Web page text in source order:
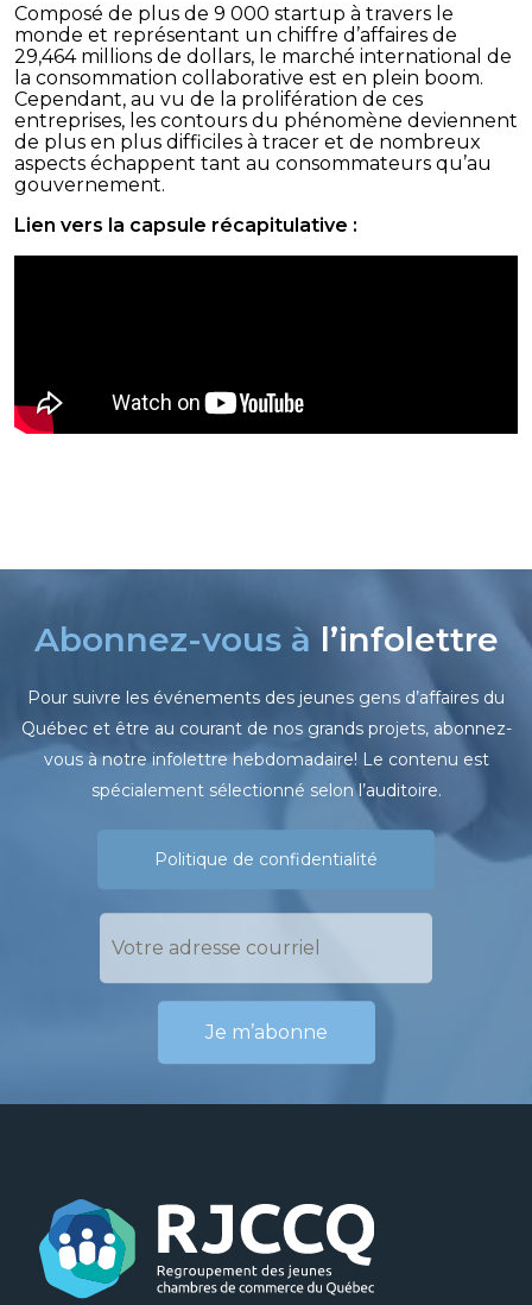
Composé de plus de 9 000 startup à travers le
monde et représentant un chiffre d’affaires de
29,464 millions de dollars, le marché international de
la consommation collaborative est en plein boom.
Cependant, au vu de la prolifération de ces
entreprises, les contours du phénomène deviennent
de plus en plus difficiles à tracer et de nombreux
aspects échappent tant au consommateurs qu’au
gouvernement.
Lien vers la capsule récapitulative :
Abonnez-vous à l’infolettre
Pour suivre les événements des jeunes gens d’affaires du
Québec et être au courant de nos grands projets, abonnez-
vous à notre infolettre hebdomadaire! Le contenu est
spécialement sélectionné selon l’auditoire.
Politique de confidentialité